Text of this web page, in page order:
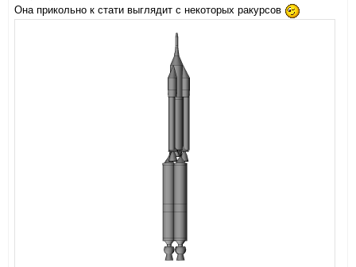
Она прикольно к стати выглядит с некоторых ракурсов